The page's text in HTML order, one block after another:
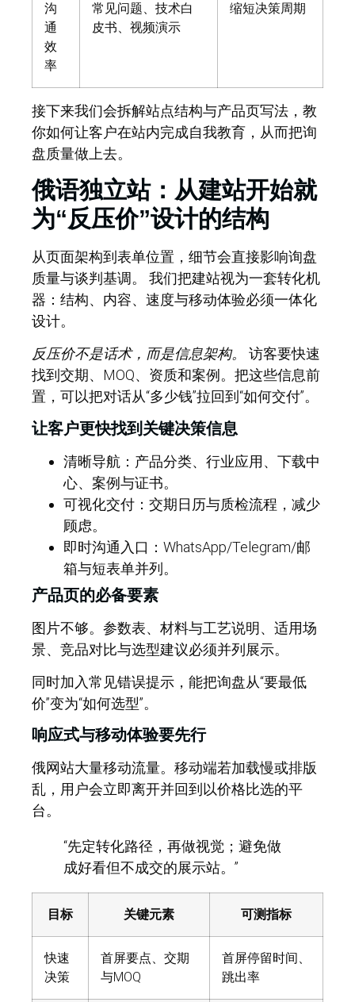
沟
通
效
率
常见问题、技术白
皮书、视频演示
缩短决策周期
接下来我们会拆解站点结构与产品页写法，教
你如何让客户在站内完成自我教育，从而把询
盘质量做上去。
俄语独立站：从建站开始就
为“反压价”设计的结构
从页面架构到表单位置，细节会直接影响询盘
质量与谈判基调。
我们把建站视为一套转化机
器：结构、内容、速度与移动体验必须一体化
设计。
反压价不是话术，而是信息架构。
访客要快速
找到交期、MOQ、资质和案例。把这些信息前
置，可以把对话从“多少钱”拉回到“如何交付”。
让客户更快找到关键决策信息
清晰导航：产品分类、行业应用、下载中
心、案例与证书。
可视化交付：交期日历与质检流程，减少
顾虑。
即时沟通入口：WhatsApp/Telegram/邮
箱与短表单并列。
产品页的必备要素
图片不够。参数表、材料与工艺说明、适用场
景、竞品对比与选型建议必须并列展示。
同时加入常见错误提示，能把询盘从“要最低
价”变为“如何选型”。
响应式与移动体验要先行
俄网站大量移动流量。移动端若加载慢或排版
乱，用户会立即离开并回到以价格比选的平
台。
“先定转化路径，再做视觉；避免做
成好看但不成交的展示站。”
目标 关键元素 可测指标
快速
决策
首屏要点、交期
与MOQ
首屏停留时间、
跳出率